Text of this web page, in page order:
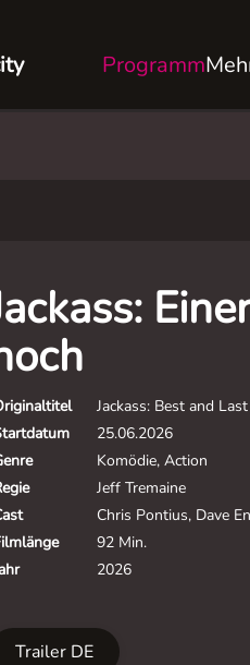
Programm
Jackass: Best and Last
25.06.2026
Komödie, Action
Jeff Tremaine
Chris Pontius, Dave
92 Min.
2026
Trailer DE